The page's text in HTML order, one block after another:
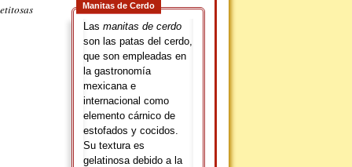
Manitas de Cerdo
Las manitas de cerdo
son las patas del cerdo,
que son empleadas en
la gastronomía
mexicana e
internacional como
elemento cárnico de
estofados y cocidos.
Su textura es
gelatinosa debido a la